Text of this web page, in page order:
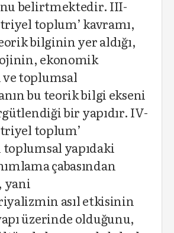
belirtmektedir. III-
toplum’ kavramı,
bilginin yer aldığı,
ekonomik
toplumsal
bu teorik bilgi ekseni
bir yapıdır. IV-
toplum’
toplumsal yapıdaki
çabasından
yani
asıl etkisinin
üzerinde olduğunu,